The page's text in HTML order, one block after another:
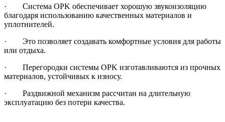
· Система OPK обеспечивает хорошую звукоизоляцию
благодаря использованию качественных материалов и
уплотнителей.
· Это позволяет создавать комфортные условия для работы
или отдыха.
· Перегородки системы OPK изготавливаются из прочных
материалов, устойчивых к износу.
· Раздвижной механизм рассчитан на длительную
эксплуатацию без потери качества.